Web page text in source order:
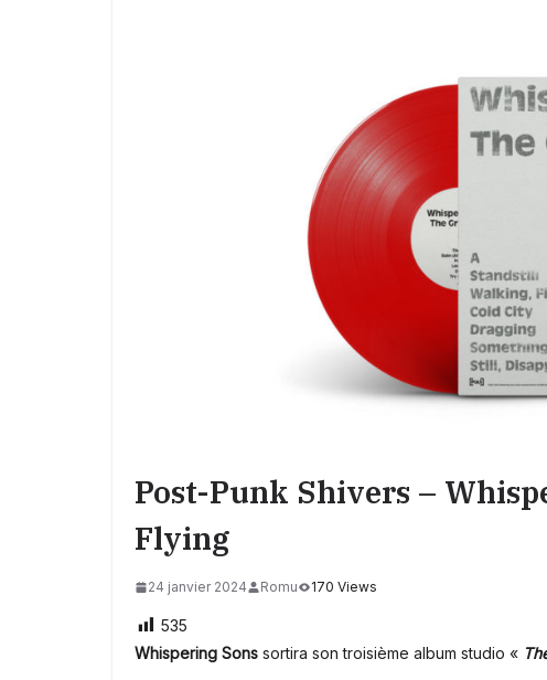
Post-Punk Shivers –
Flying
24 janvier 2024 Romu 170 Views
535
Whispering Sons sortira son troisième album studio «